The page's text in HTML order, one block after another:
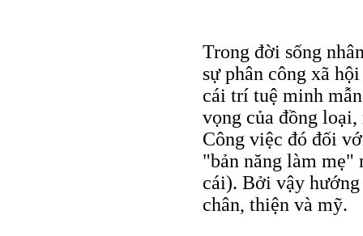
Trong đời sống
sự phân công xã
cái trí tuệ minh
vọng của đồng
Công việc đó đối
"bản năng làm mẹ"
cái). Bởi vậy
chân, thiện và mỹ.